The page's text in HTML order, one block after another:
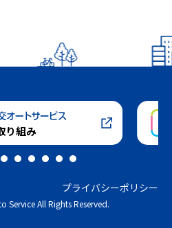
り組み
プライバシーポリシー
Service All Rights Reserved.